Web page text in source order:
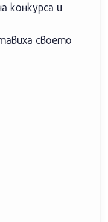
конкурса и
своето